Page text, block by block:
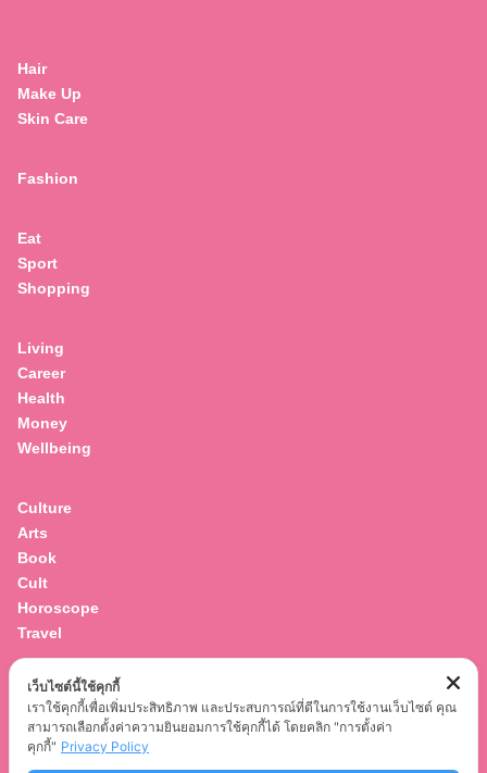
Hair
Make Up
Skin Care
Fashion
Eat
Sport
Shopping
Living
Career
Health
Money
Wellbeing
Culture
Arts
Book
Cult
Horoscope
Travel
Entertainment
Celebrity
Movies
Musics
เว็บไซต์นี้ใช้คุกกี้
เราใช้คุกกี้เพื่อเพิ่มประสิทธิภาพ และประสบการณ์ที่ดีในการใช้งานเว็บไซต์ คุณ
สามารถเลือกตั้งค่าความยินยอมการใช้คุกกี้ได้ โดยคลิก "การตั้งค่า
คุกกี้" Privacy Policy